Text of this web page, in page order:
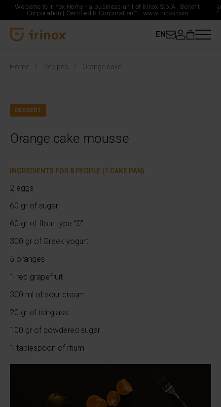
Welcome to Irinox Home - a business unit of Irinox S.p.A., Benefit
Corporation | Certified B Corporation™ - www.irinox.com
EN
Home Recipes
DESSERT
Orange cake mousse
INGREDIENTS FOR 8 PEOPLE (1 CAKE PAN)
2 eggs
60 gr of sugar
60 gr of flour type “0”
300 gr of Greek yogurt
5 oranges
1 red grapefruit
300 ml of sour cream
20 gr of isinglass
100 gr of powdered sugar
1 tablespoon of rhum